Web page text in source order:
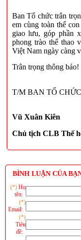
Ban Tổ chức trân
em cùng toàn thể
giao lưu, góp phần
phong trào thể thao
Việt Nam ngày càng
Trân trọng thông báo!
T/M BAN TỔ CHỨC
Vũ Xuân Kiên
Chủ tịch CLB Thế
BÌNH LUẬN CỦA
(*) Họ
tên:
(*)
Email:
(*)
Tiêu
đề: